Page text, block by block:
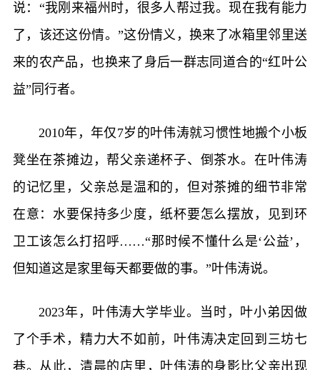
说：“我刚来福州时，很多人帮过我。现在我有能力
了，该还这份情。”这份情义，换来了冰箱里邻里送
来的农产品，也换来了身后一群志同道合的“红叶公
益”同行者。
2010年，年仅7岁的叶伟涛就习惯性地搬个小板
凳坐在茶摊边，帮父亲递杯子、倒茶水。在叶伟涛
的记忆里，父亲总是温和的，但对茶摊的细节非常
在意：水要保持多少度，纸杯要怎么摆放，见到环
卫工该怎么打招呼……“那时候不懂什么是‘公益’，
但知道这是家里每天都要做的事。”叶伟涛说。
2023年，叶伟涛大学毕业。当时，叶小弟因做
了个手术，精力大不如前，叶伟涛决定回到三坊七
巷。从此，清晨的店里，叶伟涛的身影比父亲出现